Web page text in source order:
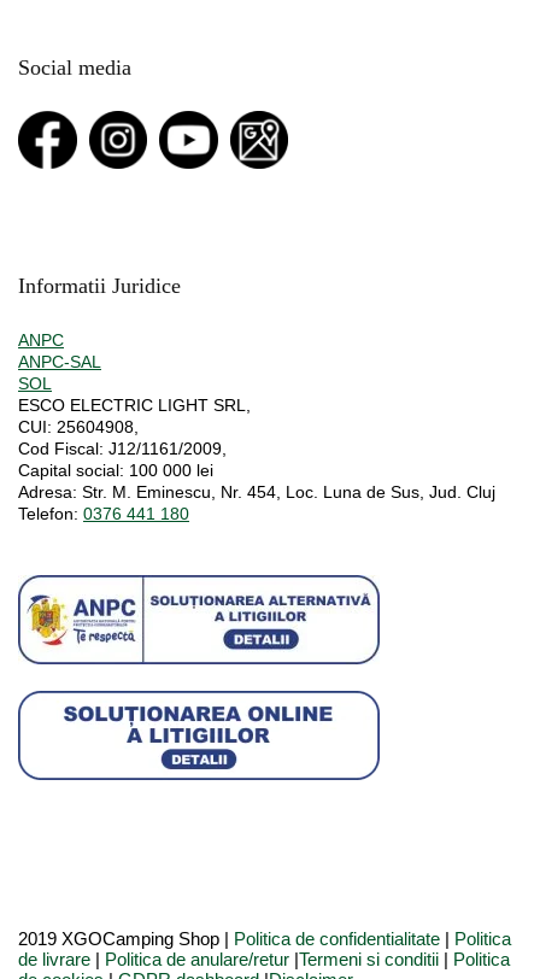
Social media
Informatii Juridice
ANPC
ANPC-SAL
SOL
ESCO ELECTRIC LIGHT SRL,
CUI: 25604908,
Cod Fiscal: J12/1161/2009,
Capital social: 100 000 lei
Adresa: Str. M. Eminescu, Nr. 454, Loc. Luna de Sus, Jud. Cluj
Telefon: 0376 441 180
2019 XGOCamping Shop | Politica de confidentialitate | Politica
de livrare | Politica de anulare/retur |Termeni si conditii | Politica